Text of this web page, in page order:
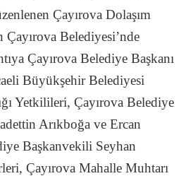
Çayırova Dolaşım
Çayırova Belediyesi’nde
Çayırova Belediye Başkanı
Büyükşehir Belediyesi
Yetkilileri, Çayırova Belediye
Arıkboğa ve Ercan
Başkanvekili Seyhan
Çayırova Mahalle Muhtarı